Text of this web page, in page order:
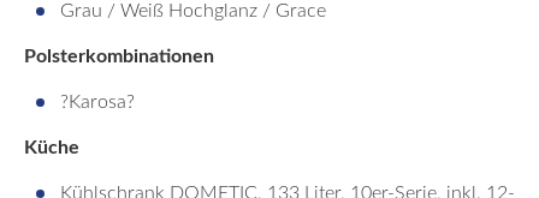
Grau / Weiß Hochglanz / Grace
Polsterkombinationen
?Karosa?
Küche
Kühlschrank DOMETIC, 133 Liter, 10er-Serie, inkl. 12-